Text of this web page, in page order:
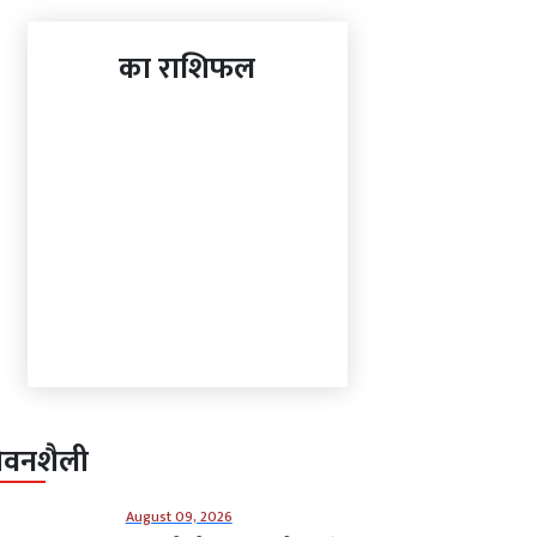
का राशिफल
August 09, 2026